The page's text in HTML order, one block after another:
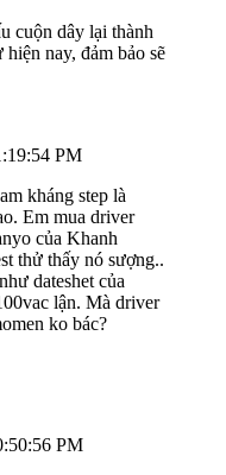
cuộn dây lại thành
nay, đảm bảo sẽ
PM
kháng step là
Em mua driver
của Khanh
thử thấy nó sượng..
dateshet của
lận. Mà driver
ko bác?
PM